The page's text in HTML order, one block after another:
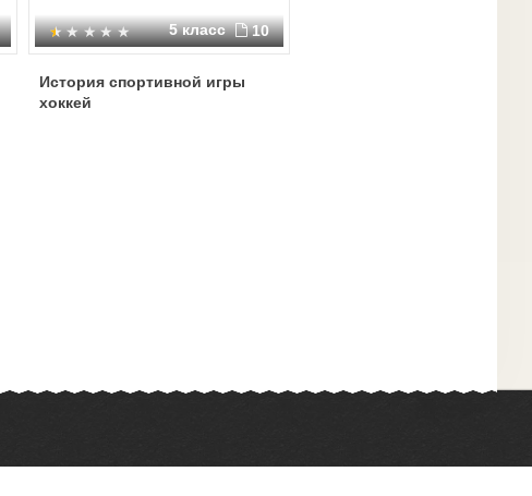
5 класс 10
История спортивной игры
хоккей